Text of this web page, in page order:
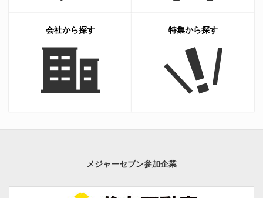
会社から探す 特集から探す
メジャーセブン参加企業